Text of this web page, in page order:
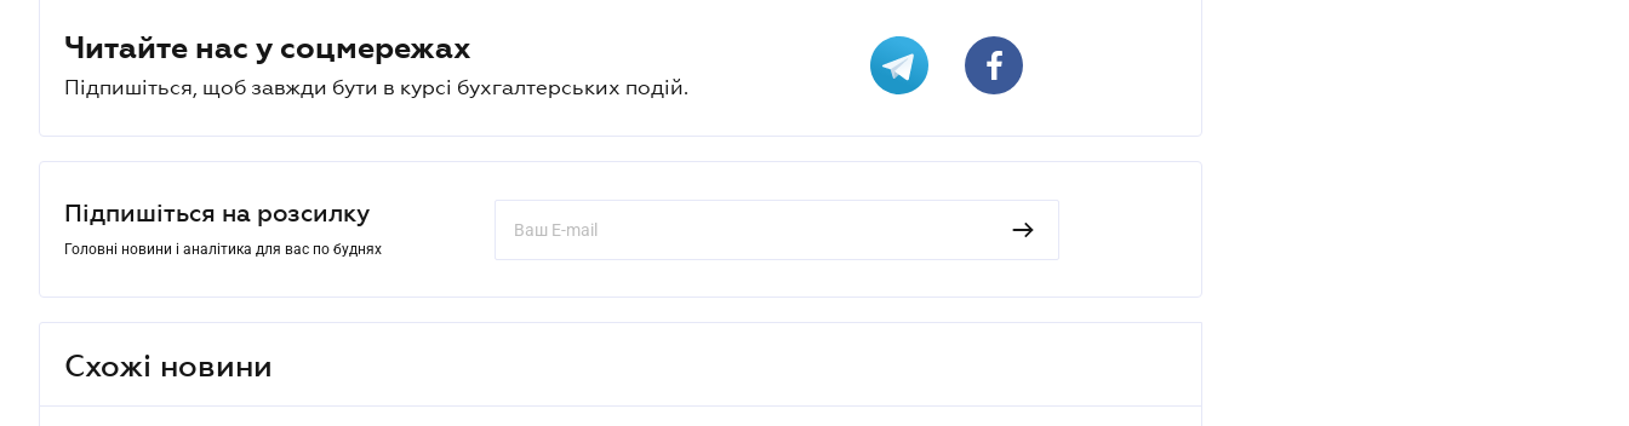
Читайте нас у соцмережах
Підпишіться, щоб завжди бути в курсі бухгалтерських подій.
Підпишіться на розсилку
Головні новини і аналітика для вас по буднях
Схожі новини